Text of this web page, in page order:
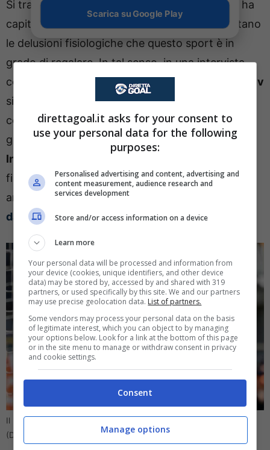
Si tratta di un calciatoer che nella sua carriera ha
capito come si vince ed anche come si affrontano
le delusioni fisiologiche che questo sport è in
grado di regalare. In tal senso, in una intervista
concessa alla
Gazzetta dello Sport
Pandev
si è sbilanciato sul futuro dell’Inter e sulla partita
contro ilPSG. Partendo dalla questione che
gravita attorno alla permanenza di Simone
Inzaghi
finito un ciclo e che, di conseguenza, resterà
ancora in nerazzurro. Nonostante le
dall’Arabia Saudita.
Il pronostico di Pandev per PSG-Inter: “Ne sono sicuro”
(Direttagoal.it) – foto da Ansa
Scarica su Google Play
direttagoal.it asks for your consent to
use your personal data for the following
purposes:
Personalised advertising and content, advertising and
content measurement, audience research and
services development
Store and/or access information on a device
Learn more
Your personal data will be processed and information from
your device (cookies, unique identifiers, and other device
data) may be stored by, accessed by and shared with 319
partners, or used specifically by this site. We and our partners
may use precise geolocation data. List of partners.
Some vendors may process your personal data on the basis
of legitimate interest, which you can object to by managing
your options below. Look for a link at the bottom of this page
or in the site menu to manage or withdraw consent in privacy
and cookie settings.
Consent
Manage options